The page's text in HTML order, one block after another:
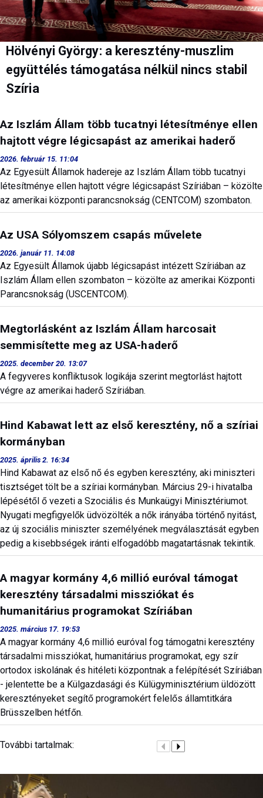
Hölvényi György: a keresztény-muszlim
együttélés támogatása nélkül nincs stabil
Szíria
Az Iszlám Állam több tucatnyi létesítménye ellen
hajtott végre légicsapást az amerikai haderő
2026. február 15. 11:04
Az Egyesült Államok hadereje az Iszlám Állam több tucatnyi
létesítménye ellen hajtott végre légicsapást Szíriában – közölte
az amerikai központi parancsnokság (CENTCOM) szombaton.
Az USA Sólyomszem csapás művelete
2026. január 11. 14:08
Az Egyesült Államok újabb légicsapást intézett Szíriában az
Iszlám Állam ellen szombaton – közölte az amerikai Központi
Parancsnokság (USCENTCOM).
Megtorlásként az Iszlám Állam harcosait
semmisítette meg az USA-haderő
2025. december 20. 13:07
A fegyveres konfliktusok logikája szerint megtorlást hajtott
végre az amerikai haderő Szíriában.
Hind Kabawat lett az első keresztény, nő a szíriai
kormányban
2025. április 2. 16:34
Hind Kabawat az első nő és egyben keresztény, aki miniszteri
tisztséget tölt be a szíriai kormányban. Március 29-i hivatalba
lépésétől ő vezeti a Szociális és Munkaügyi Minisztériumot.
Nyugati megfigyelők üdvözölték a nők irányába történő nyitást,
az új szociális miniszter személyének megválasztását egyben
pedig a kisebbségek iránti elfogadóbb magatartásnak tekintik.
A magyar kormány 4,6 millió euróval támogat
keresztény társadalmi missziókat és
humanitárius programokat Szíriában
2025. március 17. 19:53
A magyar kormány 4,6 millió euróval fog támogatni keresztény
társadalmi missziókat, humanitárius programokat, egy szír
ortodox iskolának és hitéleti központnak a felépítését Szíriában
- jelentette be a Külgazdasági és Külügyminisztérium üldözött
keresztényeket segítő programokért felelős államtitkára
Brüsszelben hétfőn.
További tartalmak: